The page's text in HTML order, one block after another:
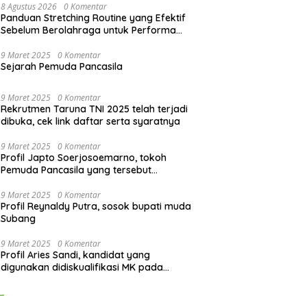
8 Agustus 2026 0 Komentar
Panduan Stretching Routine yang Efektif
Sebelum Berolahraga untuk Performa
9 Maret 2025 0 Komentar
Sejarah Pemuda Pancasila
9 Maret 2025 0 Komentar
Rekrutmen Taruna TNI 2025 telah terjadi
dibuka, cek link daftar serta syaratnya
9 Maret 2025 0 Komentar
Profil Japto Soerjosoemarno, tokoh
Pemuda Pancasila yang tersebut
9 Maret 2025 0 Komentar
Profil Reynaldy Putra, sosok bupati muda
Subang
9 Maret 2025 0 Komentar
Profil Aries Sandi, kandidat yang
digunakan didiskualifikasi MK pada